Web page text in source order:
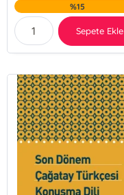
%15
Sepete Ekle